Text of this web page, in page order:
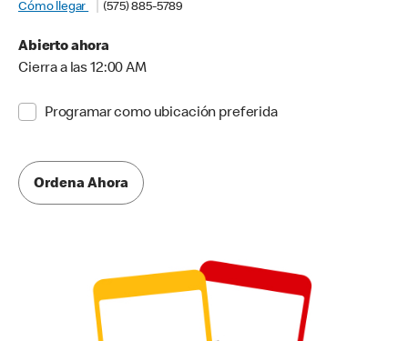
Cómo llegar
(575) 885-5789
Abierto ahora
Cierra a las 12:00 AM
Programar como ubicación preferida
Ordena Ahora